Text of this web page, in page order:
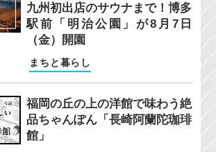
九州初出店のサウナまで！博多
駅前「明治公園」が8月7日
（金）開園
まちと暮らし
福岡の丘の上の洋館で味わう絶
品ちゃんぽん「長崎阿蘭陀珈琲
館」